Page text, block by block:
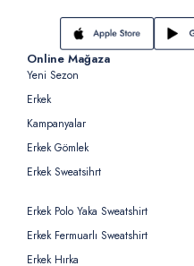
Online Mağaza
Yeni Sezon
Erkek
Kampanyalar
Erkek Gömlek
Erkek Sweatsihrt
Erkek Polo Yaka Sweatshirt
Erkek Fermuarlı Sweatshirt
Erkek Hırka